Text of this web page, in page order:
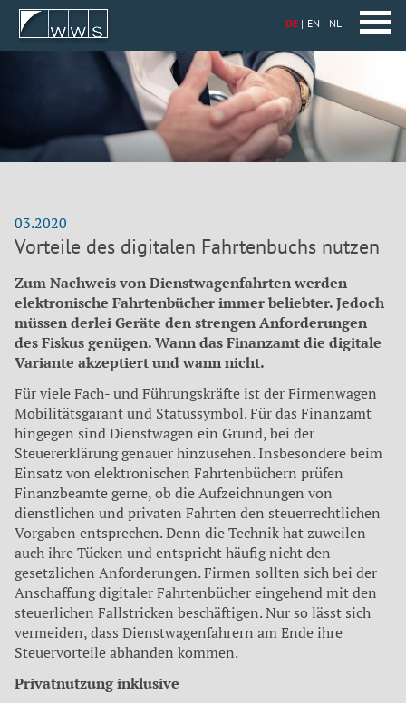
DE EN NL
03.2020
Vorteile des digitalen Fahrtenbuchs nutzen
Zum Nachweis von Dienstwagenfahrten werden
elektronische Fahrtenbücher immer beliebter. Jedoch
müssen derlei Geräte den strengen Anforderungen
des Fiskus genügen. Wann das Finanzamt die digitale
Variante akzeptiert und wann nicht.
Für viele Fach- und Führungskräfte ist der Firmenwagen
Mobilitätsgarant und Statussymbol. Für das Finanzamt
hingegen sind Dienstwagen ein Grund, bei der
Steuererklärung genauer hinzusehen. Insbesondere beim
Einsatz von elektronischen Fahrtenbüchern prüfen
Finanzbeamte gerne, ob die Aufzeichnungen von
dienstlichen und privaten Fahrten den steuerrechtlichen
Vorgaben entsprechen. Denn die Technik hat zuweilen
auch ihre Tücken und entspricht häufig nicht den
gesetzlichen Anforderungen. Firmen sollten sich bei der
Anschaffung digitaler Fahrtenbücher eingehend mit den
steuerlichen Fallstricken beschäftigen. Nur so lässt sich
vermeiden, dass Dienstwagenfahrern am Ende ihre
Steuervorteile abhanden kommen.
Privatnutzung inklusive